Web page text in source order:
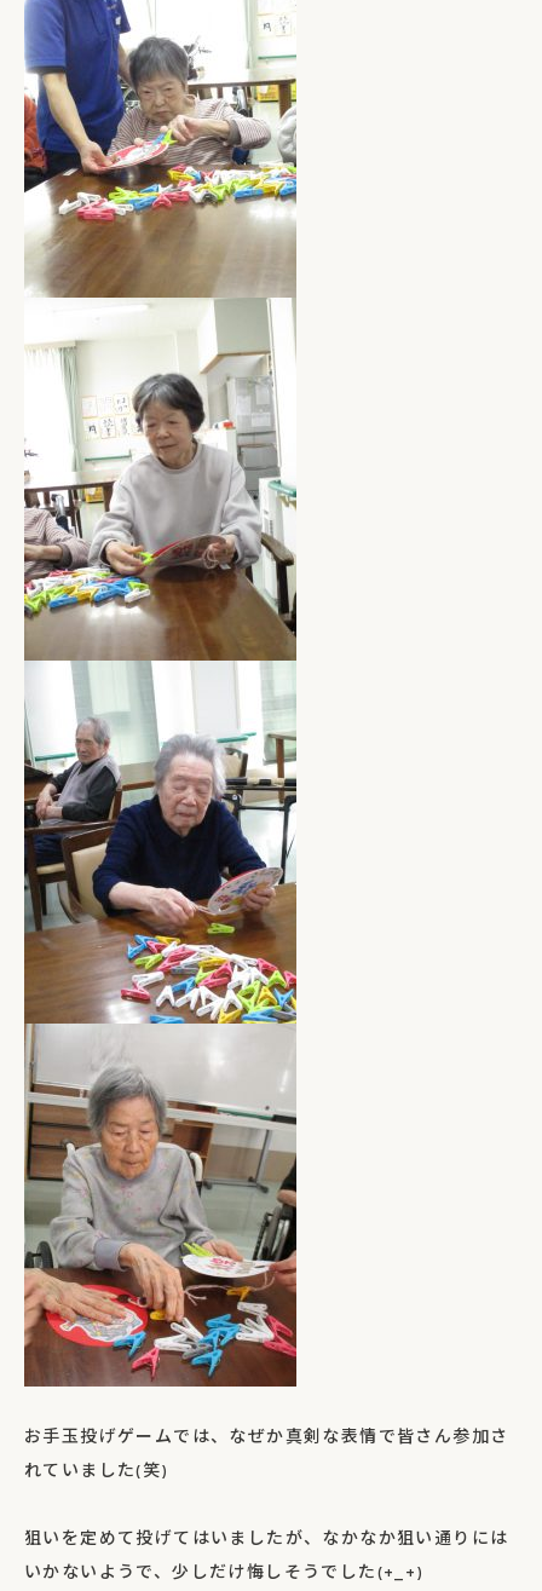
お手玉投げゲームでは、なぜか真剣な表情で皆さん参加さ
れていました(笑)
狙いを定めて投げてはいましたが、なかなか狙い通りには
いかないようで、少しだけ悔しそうでした(+_+)